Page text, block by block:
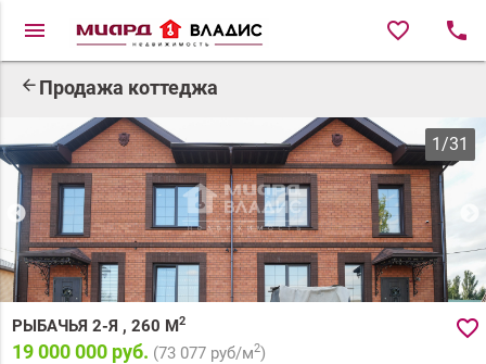
menu favorite_border local_phone
arrow_back Продажа коттеджа
1/31
favorite_border
РЫБАЧЬЯ 2-Я , 260 М2
19 000 000 руб. (73 077руб/м2)